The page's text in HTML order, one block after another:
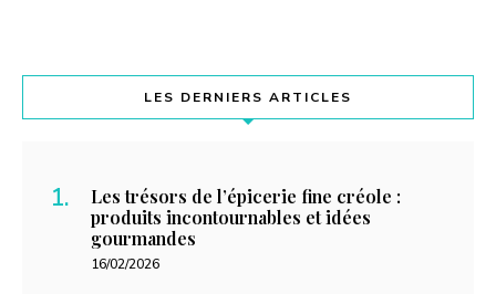
LES DERNIERS ARTICLES
Les trésors de l’épicerie fine créole :
produits incontournables et idées
gourmandes
16/02/2026